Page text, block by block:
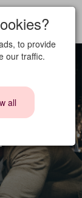
-
to provide
our traffic.
all